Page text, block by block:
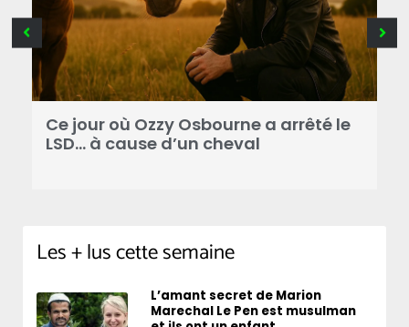
Ce jour où Ozzy Osbourne a arrêté le
LSD… à cause d’un cheval
Les + lus cette semaine
L’amant secret de Marion
Marechal Le Pen est musulman